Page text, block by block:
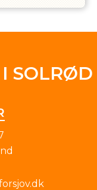
SOLRØD